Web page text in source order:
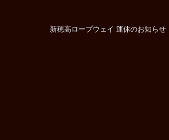
新穂高ロープウェイ 運休のお知らせ